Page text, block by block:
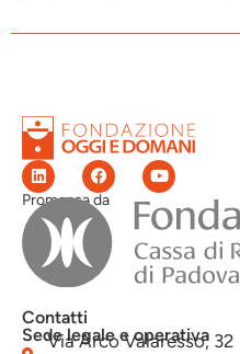
Promossa da
Contatti
Sede legale e operativa
Via Arco Valaresso, 32